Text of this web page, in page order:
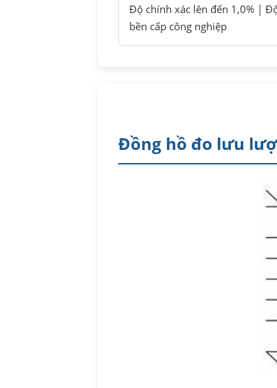
Độ chính xác lên đến 1,0% |
bền cấp công nghiệp
Đồng hồ đo lưu